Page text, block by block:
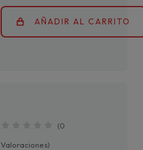
AÑADIR AL CARRITO
(0
Valoraciones)